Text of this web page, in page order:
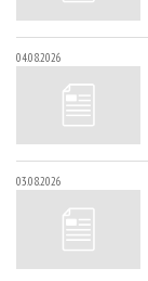
04.08.2026
03.08.2026